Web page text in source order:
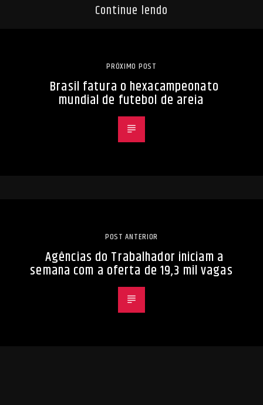
Continue lendo
PRÓXIMO POST
Brasil fatura o hexacampeonato
mundial de futebol de areia
POST ANTERIOR
Agências do Trabalhador iniciam a
semana com a oferta de 19,3 mil vagas